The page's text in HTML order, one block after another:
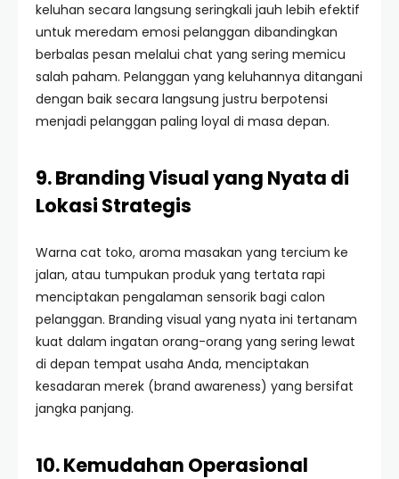
keluhan secara langsung seringkali jauh lebih efektif
untuk meredam emosi pelanggan dibandingkan
berbalas pesan melalui chat yang sering memicu
salah paham. Pelanggan yang keluhannya ditangani
dengan baik secara langsung justru berpotensi
menjadi pelanggan paling loyal di masa depan.
9. Branding Visual yang Nyata di
Lokasi Strategis
Warna cat toko, aroma masakan yang tercium ke
jalan, atau tumpukan produk yang tertata rapi
menciptakan pengalaman sensorik bagi calon
pelanggan. Branding visual yang nyata ini tertanam
kuat dalam ingatan orang-orang yang sering lewat
di depan tempat usaha Anda, menciptakan
kesadaran merek (brand awareness) yang bersifat
jangka panjang.
10. Kemudahan Operasional